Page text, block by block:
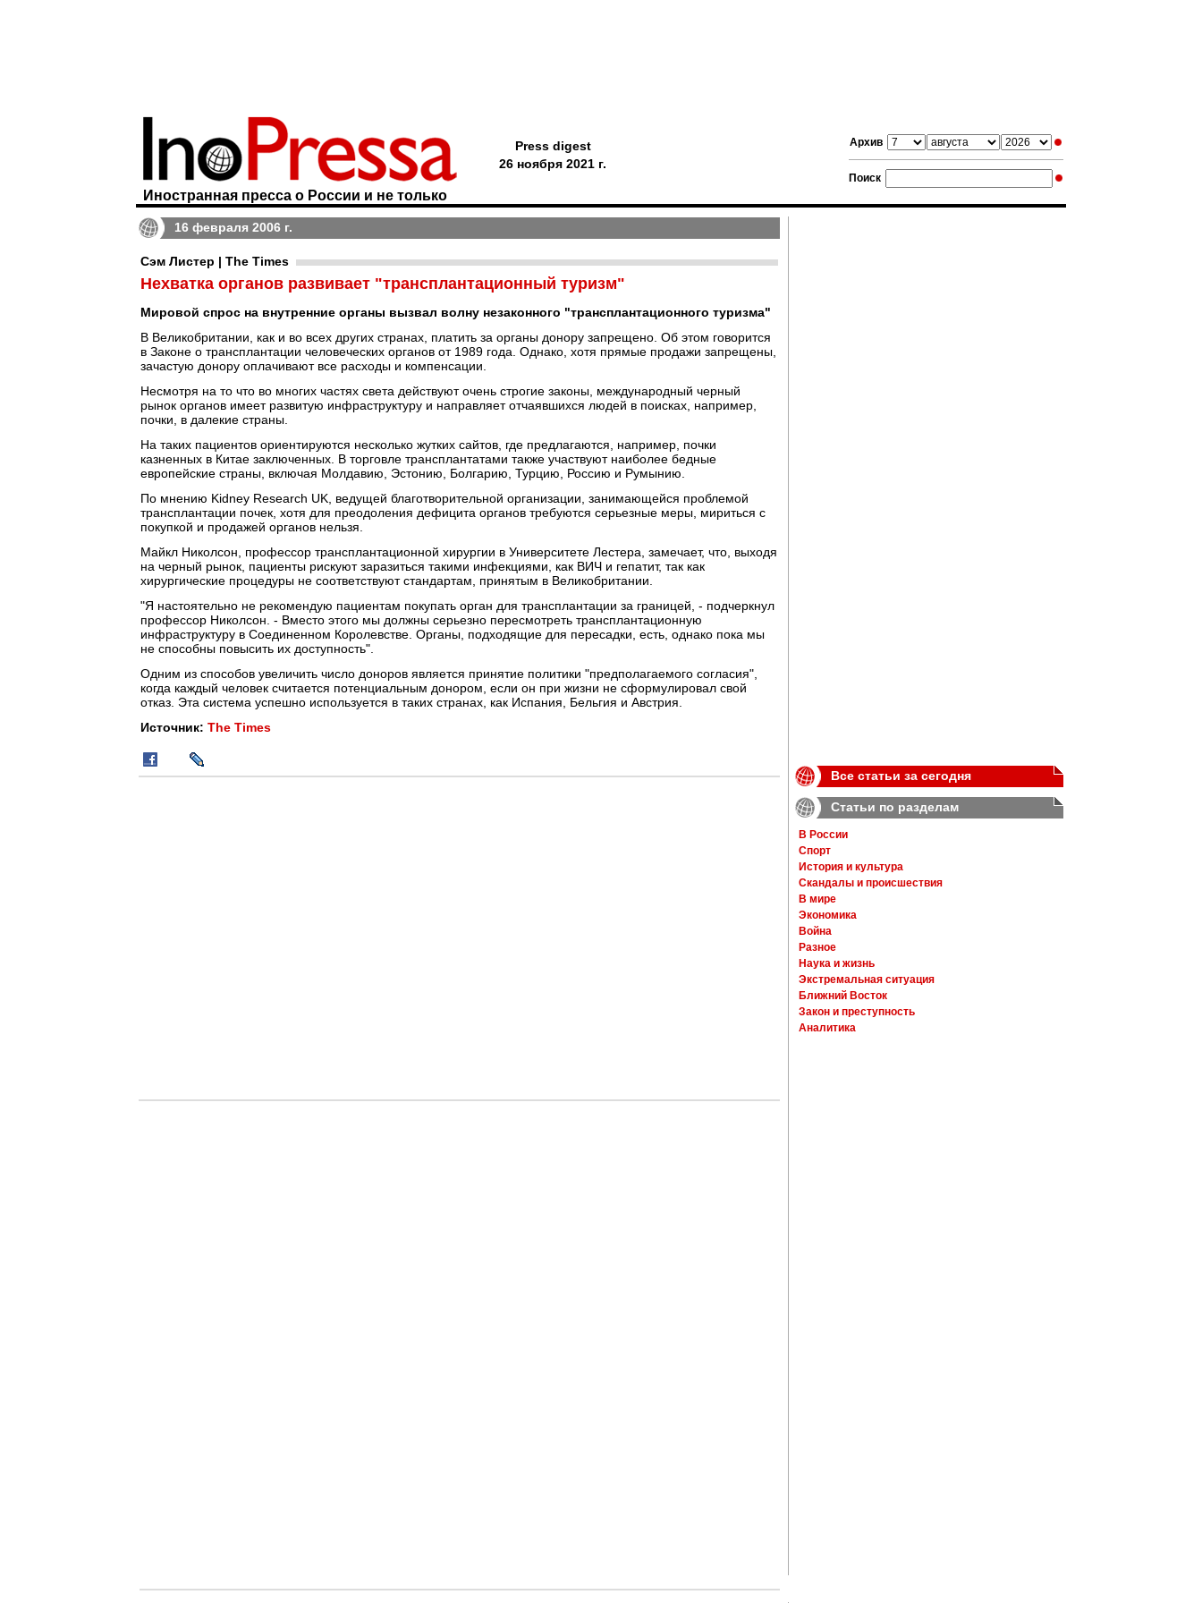
Архив
Поиск
Иностранная пресса о России и не только
Press digest
26 ноября 2021 г.
16 февраля 2006 г.
Сэм Листер | The Times
Нехватка органов развивает "трансплантационный туризм"
Мировой спрос на внутренние органы вызвал волну незаконного "трансплантационного туризма"
В Великобритании, как и во всех других странах, платить за органы донору запрещено. Об этом говорится
в Законе о трансплантации человеческих органов от 1989 года. Однако, хотя прямые продажи запрещены,
зачастую донору оплачивают все расходы и компенсации.
Несмотря на то что во многих частях света действуют очень строгие законы, международный черный
рынок органов имеет развитую инфраструктуру и направляет отчаявшихся людей в поисках, например,
почки, в далекие страны.
На таких пациентов ориентируются несколько жутких сайтов, где предлагаются, например, почки
казненных в Китае заключенных. В торговле трансплантатами также участвуют наиболее бедные
европейские страны, включая Молдавию, Эстонию, Болгарию, Турцию, Россию и Румынию.
По мнению Kidney Research UK, ведущей благотворительной организации, занимающейся проблемой
трансплантации почек, хотя для преодоления дефицита органов требуются серьезные меры, мириться с
покупкой и продажей органов нельзя.
Майкл Николсон, профессор трансплантационной хирургии в Университете Лестера, замечает, что, выходя
на черный рынок, пациенты рискуют заразиться такими инфекциями, как ВИЧ и гепатит, так как
хирургические процедуры не соответствуют стандартам, принятым в Великобритании.
"Я настоятельно не рекомендую пациентам покупать орган для трансплантации за границей, - подчеркнул
профессор Николсон. - Вместо этого мы должны серьезно пересмотреть трансплантационную
инфраструктуру в Соединенном Королевстве. Органы, подходящие для пересадки, есть, однако пока мы
не способны повысить их доступность".
Одним из способов увеличить число доноров является принятие политики "предполагаемого согласия",
когда каждый человек считается потенциальным донором, если он при жизни не сформулировал свой
отказ. Эта система успешно используется в таких странах, как Испания, Бельгия и Австрия.
Источник: The Times
Все статьи за сегодня
Статьи по разделам
В России
Спорт
История и культура
Скандалы и происшествия
В мире
Экономика
Война
Разное
Наука и жизнь
Экстремальная ситуация
Ближний Восток
Закон и преступность
Аналитика